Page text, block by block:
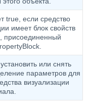
true, если средство
имеет блок свойств
присоединенный
или снять
параметров для
визуализации